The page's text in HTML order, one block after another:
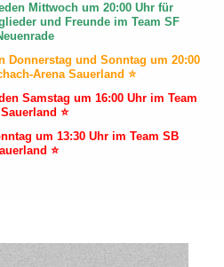
Mittwoch um 20:00 Uhr für
und Freunde im Team SF
Donnerstag und Sonntag um 20:00
Arena Sauerland ⭐
Samstag um 16:00 Uhr im Team
⭐
um 13:30 Uhr im Team SB
⭐